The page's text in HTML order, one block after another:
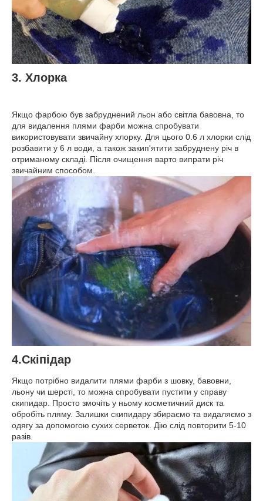
3. Хлорка
Якщо фарбою був забруднений льон або світла бавовна, то
для видалення плями фарби можна спробувати
використовувати звичайну хлорку. Для цього 0.6 л хлорки слід
розбавити у 6 л води, а також закип'ятити забруднену річ в
отриманому складі. Після очищення варто випрати річ
звичайним способом.
4.Скіпідар
Якщо потрібно видалити плями фарби з шовку, бавовни,
льону чи шерсті, то можна спробувати пустити у справу
скипидар. Просто змочіть у ньому косметичний диск та
обробіть пляму. Залишки скипидару збираємо та видаляємо з
одягу за допомогою сухих серветок. Дію слід повторити 5-10
разів.